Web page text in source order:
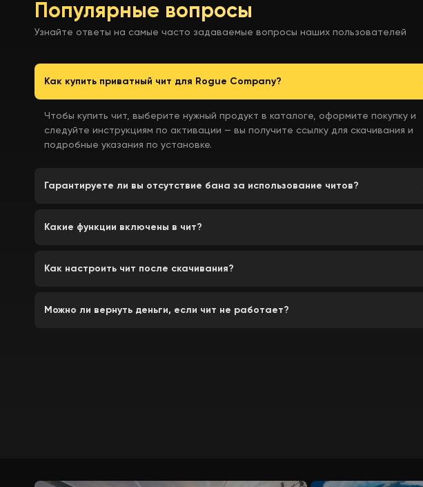
Популярные вопросы
Узнайте ответы на самые часто задаваемые вопросы наших пользователей
Как купить приватный чит для Rogue Company?
Чтобы купить чит, выберите нужный продукт в каталоге, оформите покупку и
следуйте инструкциям по активации — вы получите ссылку для скачивания и
подробные указания по установке.
Гарантируете ли вы отсутствие бана за использование читов?
Какие функции включены в чит?
Как настроить чит после скачивания?
Можно ли вернуть деньги, если чит не работает?